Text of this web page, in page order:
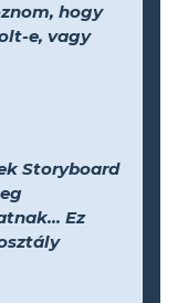
hogy
e, vagy
Storyboard
Ez